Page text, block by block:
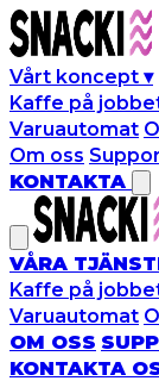
Vårt koncept ▾
Kaffe på
Varuautomat
Om oss
KONTAKTA
VÅRA
Kaffe på
Varuautomat
OM OSS
KONTAKTA